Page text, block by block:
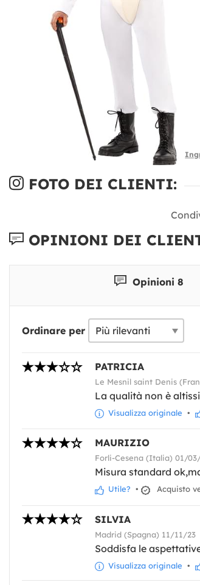
FOTO DEI CLIENTI:
OPINIONI DEI
Opinioni 8
Ordinare per
PATRICIA
Le Mesnil saint Denis
La qualità non è
Visualizza originale •
MAURIZIO
Forli-Cesena (Italia) 01/
Misura standard
Utile? • Acquisto
SILVIA
Madrid (Spagna) 11/11/23
Soddisfa le
Visualizza originale •